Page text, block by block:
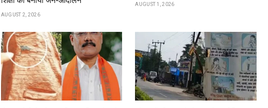
AUGUST 2, 2026
AUGUST 1, 2026